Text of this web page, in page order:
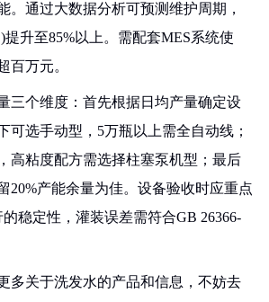
。通过大数据分析可预测维护周期，
升至85%以上。需配套MES系统使
百万元。
三个维度：首先根据日均产量确定设
可选手动型，5万瓶以上需全自动线；
高粘度配方需选择柱塞泵机型；最后
20%产能余量为佳。设备验收时应重点
稳定性，灌装误差需符合GB 26366-
多关于洗发水的产品和信息，不妨去